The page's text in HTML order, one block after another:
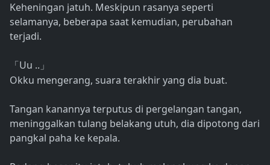
Keheningan jatuh. Meskipun rasanya seperti
selamanya, beberapa saat kemudian, perubahan
terjadi.
「 Uu .. 」
Okku mengerang, suara terakhir yang dia buat.
Tangan kanannya terputus di pergelangan tangan,
meninggalkan tulang belakang utuh, dia dipotong dari
pangkal paha ke kepala.